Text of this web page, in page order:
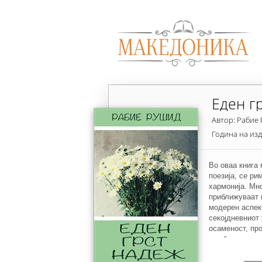
Еден
Автор: Рабие
Година на
Во оваа книга
поезија, се
хармонија.
приближуваат
модерен
осаменост,
желба да се
идеи за